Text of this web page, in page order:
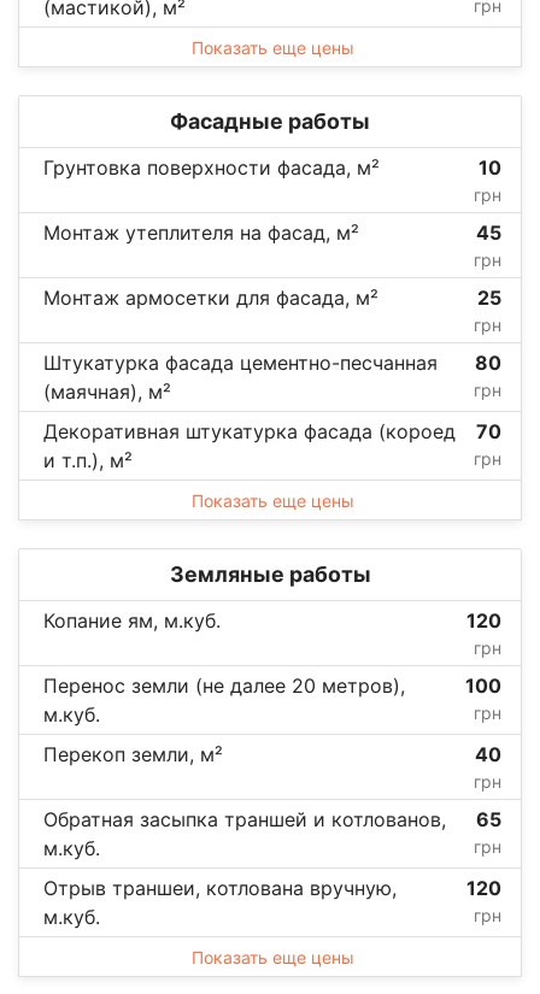
(мастикой), м²
грн
Показать еще цены
Фасадные работы
Грунтовка поверхности фасада, м² 10
грн
Монтаж утеплителя на фасад, м² 45
грн
Монтаж армосетки для фасада, м² 25
грн
Штукатурка фасада цементно-песчанная
(маячная), м²
80
грн
Декоративная штукатурка фасада (короед
и т.п.), м²
70
грн
Показать еще цены
Земляные работы
Копание ям, м.куб. 120
грн
Перенос земли (не далее 20 метров),
м.куб.
100
грн
Перекоп земли, м² 40
грн
Обратная засыпка траншей и котлованов,
м.куб.
65
грн
Отрыв траншеи, котлована вручную,
м.куб.
120
грн
Показать еще цены